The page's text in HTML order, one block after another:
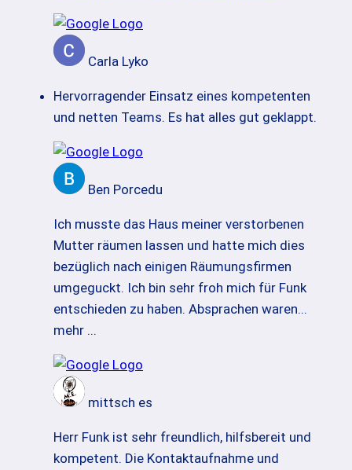
Carla Lyko
Hervorragender Einsatz eines kompetenten
und netten Teams. Es hat alles gut geklappt.
Ben Porcedu
Ich musste das Haus meiner verstorbenen
Mutter räumen lassen und hatte mich dies
bezüglich nach einigen Räumungsfirmen
umgeguckt. Ich bin sehr froh mich für Funk
entschieden zu haben. Absprachen waren...
mehr ...
mittsch es
Herr Funk ist sehr freundlich, hilfsbereit und
kompetent. Die Kontaktaufnahme und